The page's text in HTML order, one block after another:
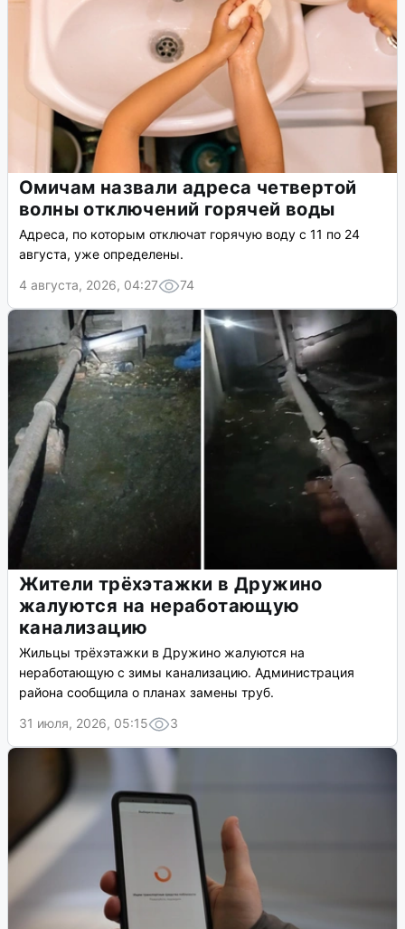
Омичам назвали адреса четвертой
волны отключений горячей воды
Адреса, по которым отключат горячую воду с 11 по 24
августа, уже определены.
4 августа, 2026, 04:27
74
Жители трёхэтажки в Дружино
жалуются на неработающую
канализацию
Жильцы трёхэтажки в Дружино жалуются на
неработающую с зимы канализацию. Администрация
района сообщила о планах замены труб.
31 июля, 2026, 05:15
3